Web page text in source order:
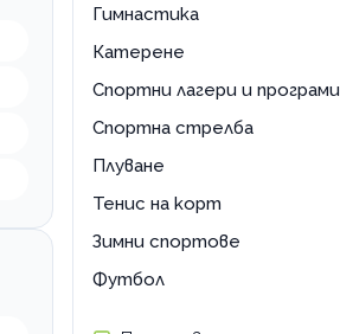
Гимнастика
Катерене
Спортни лагери и програми
Спортна стрелба
Плуване
Тенис на корт
Зимни спортове
Футбол